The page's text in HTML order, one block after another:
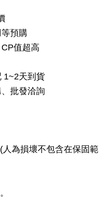
預購
值超高
1~2天到貨
批發洽詢
為損壞不包含在保固